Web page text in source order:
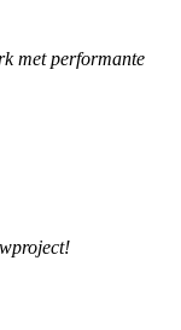
met performante